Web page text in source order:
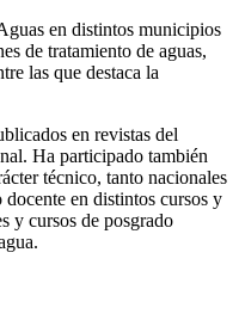
en distintos municipios
de tratamiento de aguas,
las que destaca la
en revistas del
Ha participado también
técnico, tanto nacionales
en distintos cursos y
y cursos de posgrado
.